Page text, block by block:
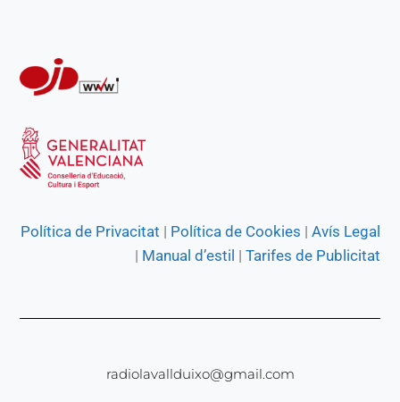
Política de Privacitat | Política de Cookies | Avís Legal
| Manual d’estil | Tarifes de Publicitat
radiolavallduixo@gmail.com